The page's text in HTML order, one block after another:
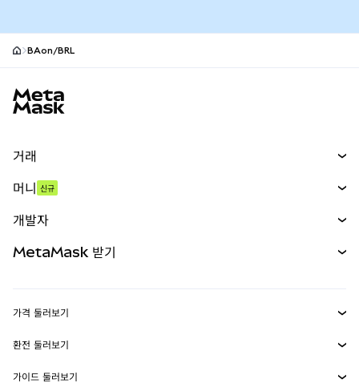
BAon/BRL
거래
무기한 선물
실물자산
머니 신규
개발자
MetaMask Connect
Snaps
MetaMask 받기
보안
가격 둘러보기
이더리움 가격
솔라나 가격
환전 둘러보기
ETH를 USD로 환전
가이드 둘러보기